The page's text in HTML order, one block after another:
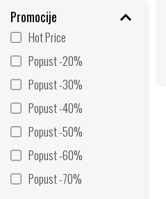
Promocije
Hot Price
Popust -20%
Popust -30%
Popust -40%
Popust -50%
Popust -60%
Popust -70%